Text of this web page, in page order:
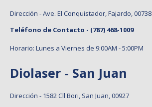
Dirección - Ave. El Conquistador, Fajardo, 00738
Teléfono de Contacto - (787) 468-1009
Horario: Lunes a Viernes de 9:00AM - 5:00PM
Diolaser - San Juan
Dirección - 1582 Cll Bori, San Juan, 00927